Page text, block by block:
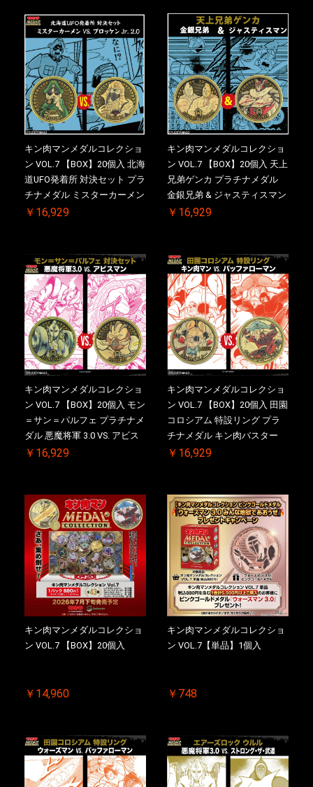
一斉出荷予定
注分】2026/10/30 一斉出荷予
キン肉マンメダルコレクショ
ン VOL.7 【BOX】20個入 北海
道UFO発着所 対決セット プラ
チナメダル ミスターカーメン
VS. ブロッケン Jr. 2.0 ケース
【二次受注分】2026/10/30 一
斉出荷予定
￥16,929
キン肉マンメダルコレクショ
ン VOL.7 【BOX】20個入 天上
兄弟ゲンカ プラチナメダル
金銀兄弟 & ジャスティスマン
2.0 ケース付き【初回購入特
一斉出荷予定
￥16,929
キン肉マンメダルコレクショ
ン VOL.7 【BOX】20個入 モン
＝サン＝パルフェ プラチナメ
ダル 悪魔将軍 3.0 VS. アビス
マン【初回購入特典 】
斉出荷予定
￥16,929
キン肉マンメダルコレクショ
ン VOL.7 【BOX】20個入 田園
コロシアム 特設リング プラ
チナメダル キン肉バスター
VS. キン肉バスターやぶり 初
メダル(非売品)付
￥16,929
キン肉マンメダルコレクショ
ン VOL.7 【BOX】20個入
￥14,960
キン肉マンメダルコレクショ
ン VOL.7【単品】1個入
￥748